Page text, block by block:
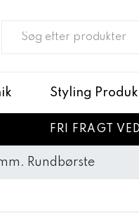
Styling
FRI FRAGT
Rundbørste